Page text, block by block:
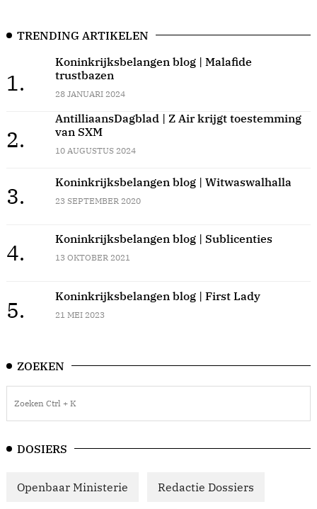
TRENDING ARTIKELEN
1.
Koninkrijksbelangen blog | Malafide
trustbazen
28 JANUARI 2024
2.
AntilliaansDagblad | Z Air krijgt toestemming
van SXM
10 AUGUSTUS 2024
3.
Koninkrijksbelangen blog | Witwaswalhalla
23 SEPTEMBER 2020
4.
Koninkrijksbelangen blog | Sublicenties
13 OKTOBER 2021
5.
Koninkrijksbelangen blog | First Lady
21 MEI 2023
ZOEKEN
DOSIERS
Openbaar Ministerie Redactie Dossiers